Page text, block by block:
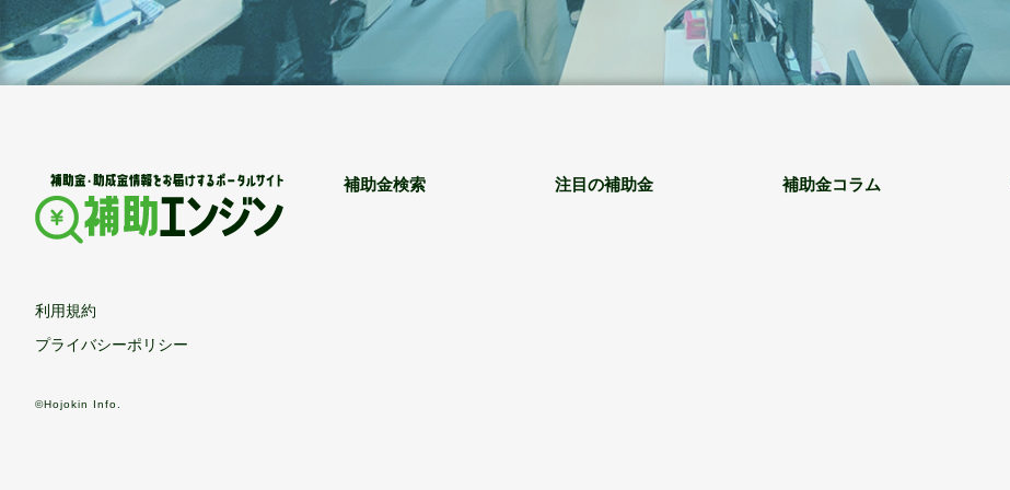
補助金検索 注目の補助金 補助金コラム
利用規約
プライバシーポリシー
©Hojokin Info.